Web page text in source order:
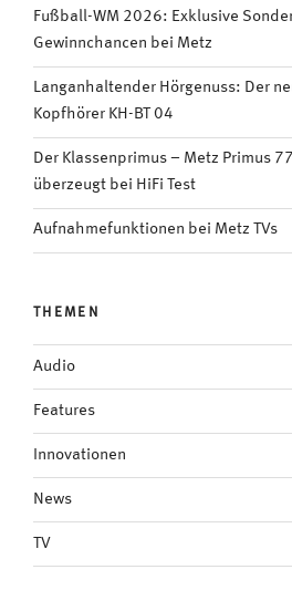
Fußball-WM 2026: Exklusive
Gewinnchancen bei Metz
Langanhaltender Hörgenuss: Der
Kopfhörer KH-BT 04
Der Klassenprimus – Metz Primus
überzeugt bei HiFi Test
Aufnahmefunktionen bei Metz TVs
THEMEN
Audio
Features
Innovationen
News
TV